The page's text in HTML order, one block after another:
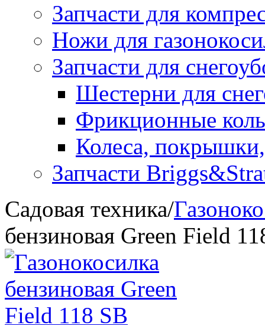
Запчасти для
Ножи для
Запчасти для
Шестерни для
Фрикционные
Колеса,
Запчасти
Садовая техника/
бензиновая Green Field